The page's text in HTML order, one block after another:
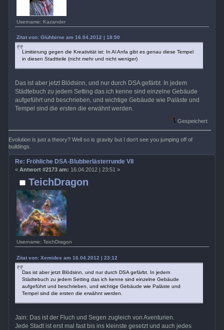
Username: Kazander
Zitat von: Glühbirne am 16.04.2012 | 18:50
Limitierung gegen die Kreativität ist: In Al Anfa gibt es genau diese Tempel
in diesen Stadtteile (nicht mehr und nicht weniger)
Das ist aber jetzt Blödsinn, und nur durch DSA gefärbt. In jedem
Städtebuch zu jedem Setting das ich kenne sind einzelne Gebäude
aufgeführt und beschrieben, und wichtige Gebäude wie Paläste und
Tempel sind die ersten die erwähnt werden.
Gespeichert
Evolution is just a theory? Well so is gravity but I don't see you jumping off of
buildings.
TeichDragon
Username: TeichDragon
Re: Fröhliche DSA-Blubberlästerrunde VII
« Antwort #2173 am: 16.04.2012 | 23:51 »
Zitat von: Xemides am 16.04.2012 | 23:12
Das ist aber jetzt Blödsinn, und nur durch DSA gefärbt. In jedem
Städtebuch zu jedem Setting das ich kenne sind einzelne Gebäude
aufgeführt und beschrieben, und wichtige Gebäude wie Paläste und
Tempel sind die ersten die erwähnt werden.
Jain: Das ist der Fluch und Segen zugleich von Aventurien.
Jede Stadt ist erst mal fast bis ins kleinste gesetzt und auch jedes